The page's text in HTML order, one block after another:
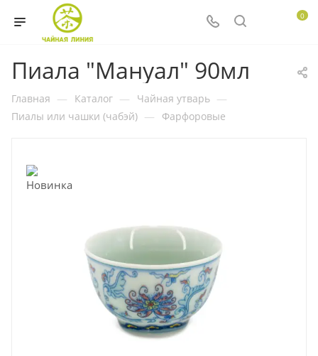
0
Пиала "Мануал" 90мл
Главная — Каталог — Чайная утварь —
Пиалы или чашки (чабэй) — Фарфоровые